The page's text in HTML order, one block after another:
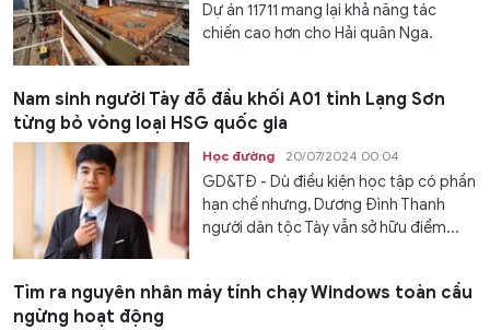
Dự án 11711 mang lại khả năng tác
chiến cao hơn cho Hải quân Nga.
Nam sinh người Tày đỗ đầu khối A01 tỉnh Lạng Sơn
từng bỏ vòng loại HSG quốc gia
Học đường 20/07/2024 00:04
GD&TĐ - Dù điều kiện học tập có phần
hạn chế nhưng, Dương Đình Thanh
người dân tộc Tày vẫn sở hữu điểm...
Tìm ra nguyên nhân máy tính chạy Windows toàn cầu
ngừng hoạt động